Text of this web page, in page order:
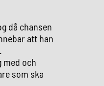
då chansen
att han
med och
som ska